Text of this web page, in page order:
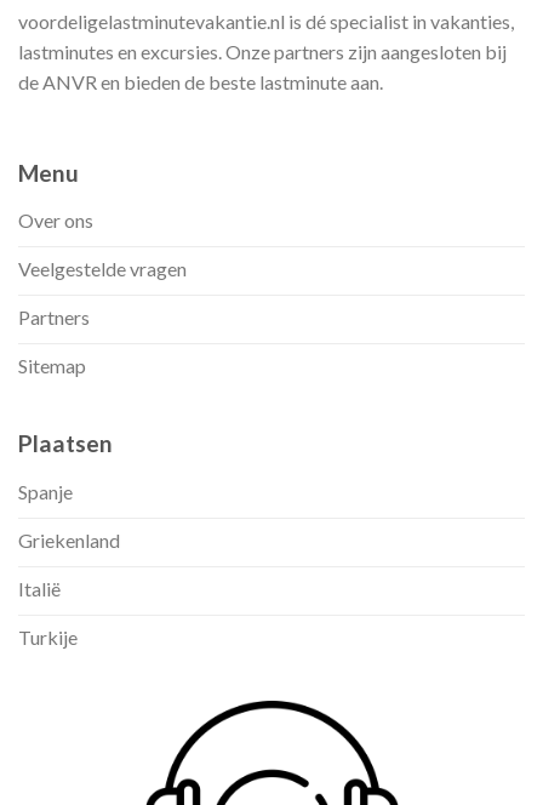
voordeligelastminutevakantie.nl is dé specialist in vakanties,
lastminutes en excursies. Onze partners zijn aangesloten bij
de ANVR en bieden de beste lastminute aan.
Menu
Over ons
Veelgestelde vragen
Partners
Sitemap
Plaatsen
Spanje
Griekenland
Italië
Turkije